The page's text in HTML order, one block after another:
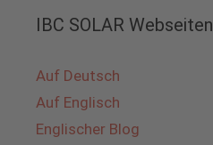
IBC SOLAR Webseiten
Auf Deutsch
Auf Englisch
Englischer Blog